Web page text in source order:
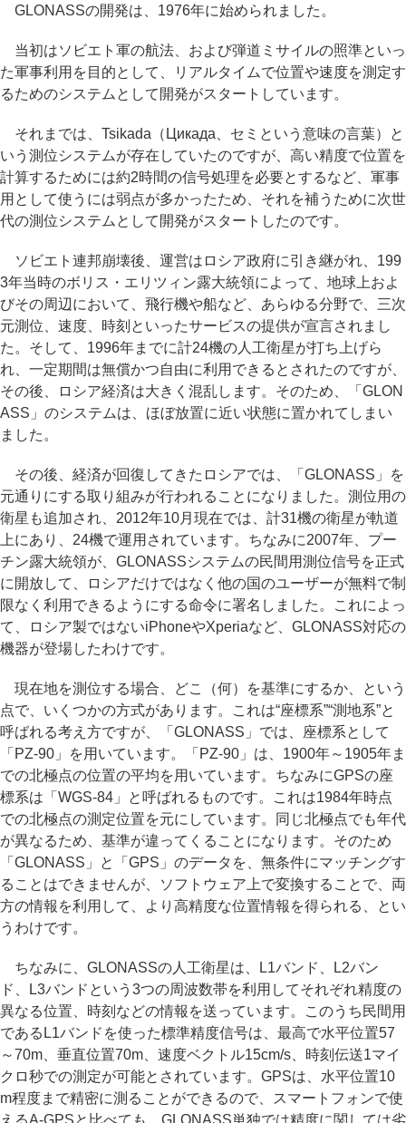
GLONASSの開発は、1976年に始められました。
当初はソビエト軍の航法、および弾道ミサイルの照準といっ
た軍事利用を目的として、リアルタイムで位置や速度を測定す
るためのシステムとして開発がスタートしています。
それまでは、Tsikada（Цикада、セミという意味の言葉）と
いう測位システムが存在していたのですが、高い精度で位置を
計算するためには約2時間の信号処理を必要とするなど、軍事
用として使うには弱点が多かったため、それを補うために次世
代の測位システムとして開発がスタートしたのです。
ソビエト連邦崩壊後、運営はロシア政府に引き継がれ、199
3年当時のボリス・エリツィン露大統領によって、地球上およ
びその周辺において、飛行機や船など、あらゆる分野で、三次
元測位、速度、時刻といったサービスの提供が宣言されまし
た。そして、1996年までに計24機の人工衛星が打ち上げら
れ、一定期間は無償かつ自由に利用できるとされたのですが、
その後、ロシア経済は大きく混乱します。そのため、「GLON
ASS」のシステムは、ほぼ放置に近い状態に置かれてしまい
ました。
その後、経済が回復してきたロシアでは、「GLONASS」を
元通りにする取り組みが行われることになりました。測位用の
衛星も追加され、2012年10月現在では、計31機の衛星が軌道
上にあり、24機で運用されています。ちなみに2007年、プー
チン露大統領が、GLONASSシステムの民間用測位信号を正式
に開放して、ロシアだけではなく他の国のユーザーが無料で制
限なく利用できるようにする命令に署名しました。これによっ
て、ロシア製ではないiPhoneやXperiaなど、GLONASS対応の
機器が登場したわけです。
現在地を測位する場合、どこ（何）を基準にするか、という
点で、いくつかの方式があります。これは“座標系”“測地系”と
呼ばれる考え方ですが、「GLONASS」では、座標系として
「PZ-90」を用いています。「PZ-90」は、1900年～1905年ま
での北極点の位置の平均を用いています。ちなみにGPSの座
標系は「WGS-84」と呼ばれるものです。これは1984年時点
での北極点の測定位置を元にしています。同じ北極点でも年代
が異なるため、基準が違ってくることになります。そのため
「GLONASS」と「GPS」のデータを、無条件にマッチングす
ることはできませんが、ソフトウェア上で変換することで、両
方の情報を利用して、より高精度な位置情報を得られる、とい
うわけです。
ちなみに、GLONASSの人工衛星は、L1バンド、L2バン
ド、L3バンドという3つの周波数帯を利用してそれぞれ精度の
異なる位置、時刻などの情報を送っています。このうち民間用
であるL1バンドを使った標準精度信号は、最高で水平位置57
～70m、垂直位置70m、速度ベクトル15cm/s、時刻伝送1マイ
クロ秒での測定が可能とされています。GPSは、水平位置10
m程度まで精密に測ることができるので、スマートフォンで使
えるA-GPSと比べても、GLONASS単独では精度に関しては劣